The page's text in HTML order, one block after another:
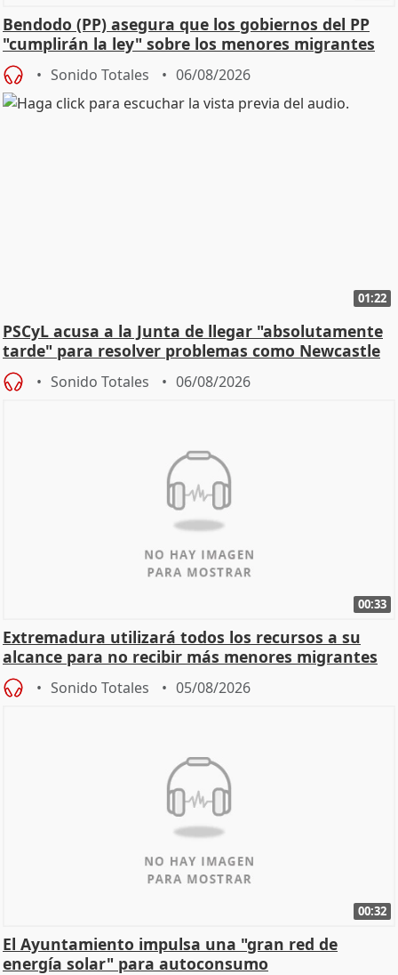
Bendodo (PP) asegura que los gobiernos del PP
"cumplirán la ley" sobre los menores migrantes
Sonido Totales 06/08/2026
01:22
PSCyL acusa a la Junta de llegar "absolutamente
tarde" para resolver problemas como Newcastle
Sonido Totales 06/08/2026
00:33
Extremadura utilizará todos los recursos a su
alcance para no recibir más menores migrantes
Sonido Totales 05/08/2026
00:32
El Ayuntamiento impulsa una "gran red de
energía solar" para autoconsumo